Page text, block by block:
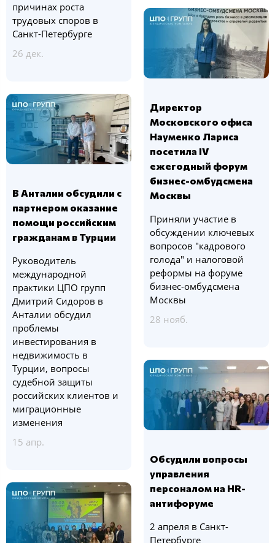
причинах роста
трудовых споров в
Санкт-Петербурге
26 дек.
Директор
Московского офиса
Науменко Лариса
посетила IV
ежегодный форум
бизнес-омбудсмена
Москвы
Приняли участие в
обсуждении ключевых
вопросов "кадрового
голода" и налоговой
реформы на форуме
бизнес-омбудсмена
Москвы
28 нояб.
В Анталии обсудили с
партнером оказание
помощи российским
гражданам в Турции
Руководитель
международной
практики ЦПО групп
Дмитрий Сидоров в
Анталии обсудил
проблемы
инвестирования в
недвижимость в
Турции, вопросы
судебной защиты
российских клиентов и
миграционные
изменения
15 апр.
Обсудили вопросы
управления
персоналом на HR-
антифоруме
2 апреля в Санкт-
Петербурге